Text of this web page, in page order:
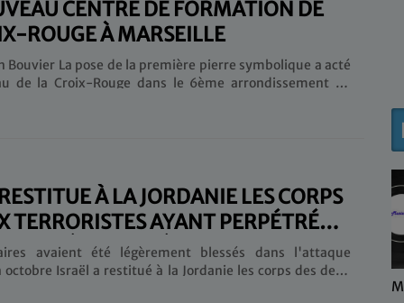
CENTRE DE FORMATION DE
ROUGE À MARSEILLE
Bouvier La pose de la première pierre symbolique a acté
de la Croix-Rouge dans le 6ème arrondissement de
Régionale de Santé Provence-Alpes-Côte d’Azur,
Costa, Président de la Croix-Rouge Française et Jean-
À LA JORDANIE LES CORPS
TERRORISTES AYANT PERPÉTRÉ
À L'ARME À FEU CONTRE DES
avaient été légèrement blessés dans l'attaque
octobre Israël a restitué à la Jordanie les corps des deux